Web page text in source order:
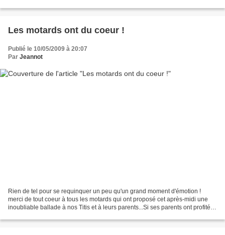
Les motards ont du coeur !
Publié le 10/05/2009 à 20:07
Par Jeannot
Rien de tel pour se requinquer un peu qu'un grand moment d'émotion !
merci de tout coeur à tous les motards qui ont proposé cet après-midi une
inoubliable ballade à nos Titis et à leurs parents...Si ses parents ont profité